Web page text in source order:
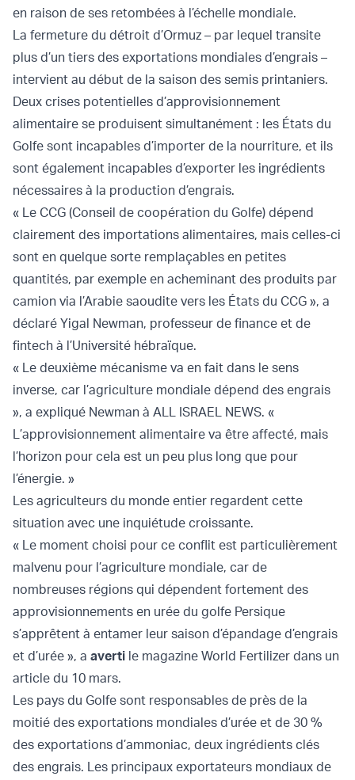
en raison de ses retombées à l’échelle mondiale.
La fermeture du détroit d’Ormuz – par lequel transite
plus d’un tiers des exportations mondiales d’engrais –
intervient au début de la saison des semis printaniers.
Deux crises potentielles d’approvisionnement
alimentaire se produisent simultanément : les États du
Golfe sont incapables d’importer de la nourriture, et ils
sont également incapables d’exporter les ingrédients
nécessaires à la production d’engrais.
« Le CCG (Conseil de coopération du Golfe) dépend
clairement des importations alimentaires, mais celles-ci
sont en quelque sorte remplaçables en petites
quantités, par exemple en acheminant des produits par
camion via l’Arabie saoudite vers les États du CCG », a
déclaré Yigal Newman, professeur de finance et de
fintech à l’Université hébraïque.
« Le deuxième mécanisme va en fait dans le sens
inverse, car l’agriculture mondiale dépend des engrais
», a expliqué Newman à ALL ISRAEL NEWS. «
L’approvisionnement alimentaire va être affecté, mais
l’horizon pour cela est un peu plus long que pour
l’énergie. »
Les agriculteurs du monde entier regardent cette
situation avec une inquiétude croissante.
« Le moment choisi pour ce conflit est particulièrement
malvenu pour l’agriculture mondiale, car de
nombreuses régions qui dépendent fortement des
approvisionnements en urée du golfe Persique
s’apprêtent à entamer leur saison d’épandage d’engrais
et d’urée », a averti le magazine World Fertilizer dans un
article du 10 mars.
Les pays du Golfe sont responsables de près de la
moitié des exportations mondiales d’urée et de 30 %
des exportations d’ammoniac, deux ingrédients clés
des engrais. Les principaux exportateurs mondiaux de